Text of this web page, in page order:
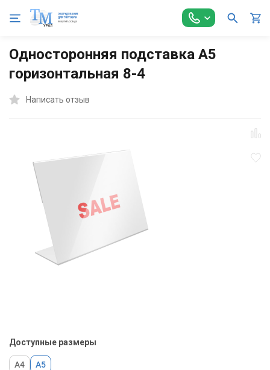
Главная Торговое оборудование Аксессуары для торговли
Односторонняя подставка А5
горизонтальная 8-4
Написать отзыв
Доступные размеры
А4 А5